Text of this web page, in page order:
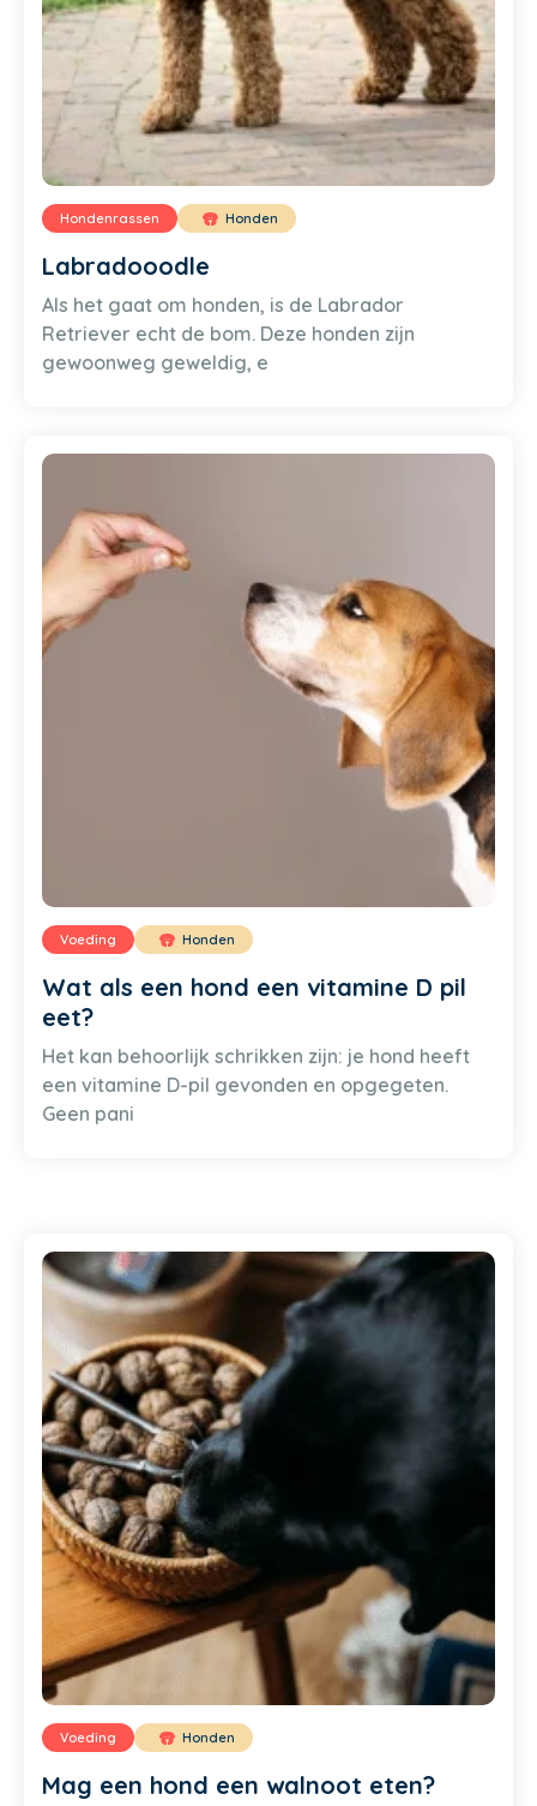
Hondenrassen Honden
Labradooodle
Als het gaat om honden, is de Labrador
Retriever echt de bom. Deze honden zijn
gewoonweg geweldig, e
Voeding Honden
Wat als een hond een vitamine D pil
eet?
Het kan behoorlijk schrikken zijn: je hond heeft
een vitamine D-pil gevonden en opgegeten.
Geen pani
Voeding Honden
Mag een hond een walnoot eten?